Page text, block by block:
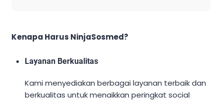
Kenapa Harus NinjaSosmed?
Layanan Berkualitas
Kami menyediakan berbagai layanan terbaik dan
berkualitas untuk menaikkan peringkat social